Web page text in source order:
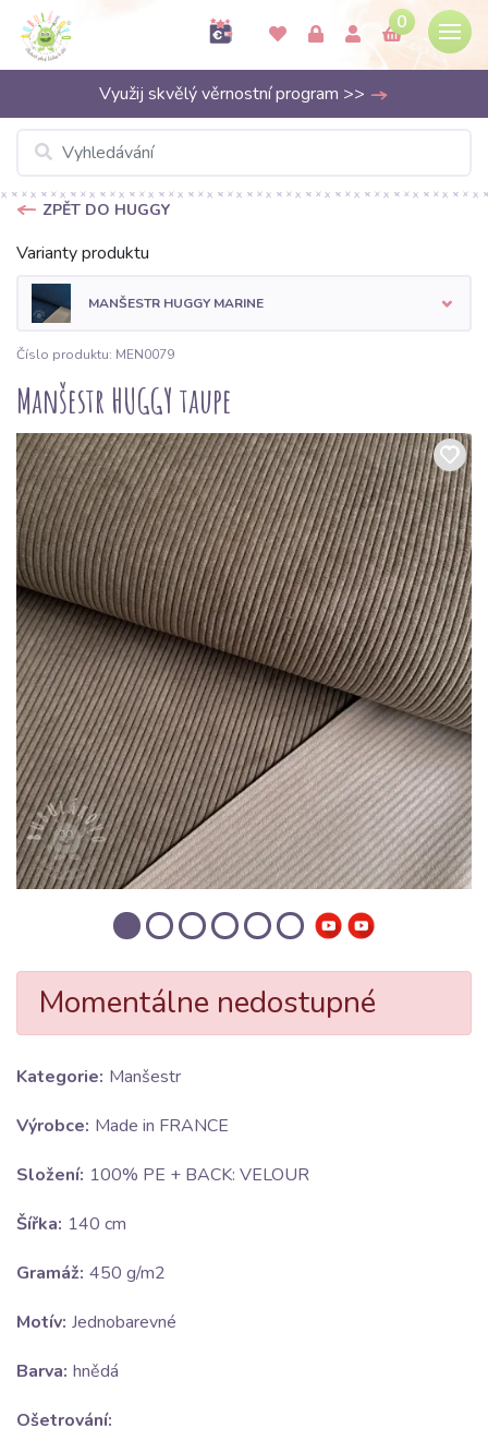
0
Využij skvělý věrnostní program >>
ZPĚT DO HUGGY
Varianty produktu
MANŠESTR HUGGY MARINE
Číslo produktu: MEN0079
Manšestr HUGGY taupe
Momentálne nedostupné
Kategorie: Manšestr
Výrobce: Made in FRANCE
Složení: 100% PE + BACK: VELOUR
Šířka: 140 cm
Gramáž: 450 g/m2
Motív: Jednobarevné
Barva: hnědá
Ošetrování: